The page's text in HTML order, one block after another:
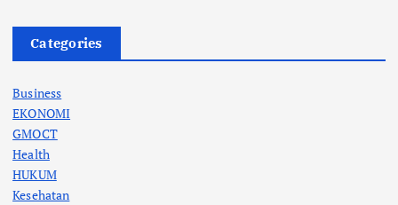
Categories
Business
EKONOMI
GMOCT
Health
HUKUM
Kesehatan